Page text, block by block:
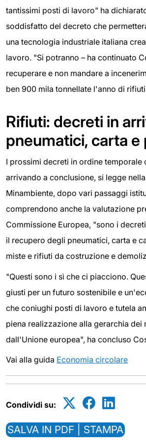
tantissimi posti di lavoro" ha
soddisfatto del decreto che
una tecnologia industriale italiana
lavoro. "Si potranno – ha continuato
recuperare e non mandare a
ben 900 mila tonnellate l'anno di
Rifiuti: decreti in
pneumatici, carta e
I prossimi decreti in ordine temporale
arrivando a conclusione, si legge
Minambiente, dopo vari passaggi
comprendono anche la valutazione
Commissione Europea, "sono i
il recupero degli pneumatici, carta e
miste e rifiuti da costruzione e
"Questi sono i sì che ci piacciono.
giusti per un futuro sostenibile e
che coniughi posti di lavoro e tutela
piena realizzazione alla gerarchia dei
dall'Unione europea", ha concluso
Vai alla guida Economia circolare
Condividi su:
SALVA IN PDF | STAMPA